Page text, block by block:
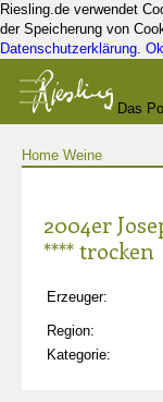
Riesling.de verwendet
der Speicherung von
Datenschutzerklärung. Ok
Das
Home Weine
2004er
**** trocken
Erzeuger:
Region:
Kategorie: